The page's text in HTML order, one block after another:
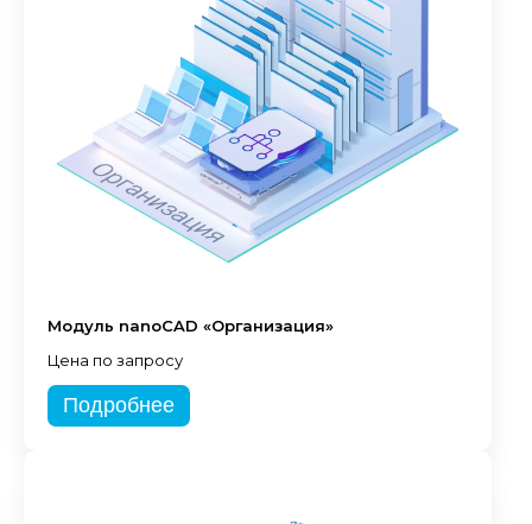
Модуль nanoCAD «Организация»
Цена по запросу
Подробнее